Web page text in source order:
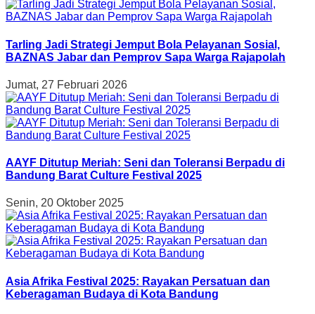
Tarling Jadi Strategi Jemput Bola Pelayanan Sosial,
BAZNAS Jabar dan Pemprov Sapa Warga Rajapolah
Jumat, 27 Februari 2026
AAYF Ditutup Meriah: Seni dan Toleransi Berpadu di
Bandung Barat Culture Festival 2025
Senin, 20 Oktober 2025
Asia Afrika Festival 2025: Rayakan Persatuan dan
Keberagaman Budaya di Kota Bandung